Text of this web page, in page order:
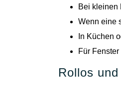
Bei kleinen
Wenn eine
In Küchen
Für
Rollos